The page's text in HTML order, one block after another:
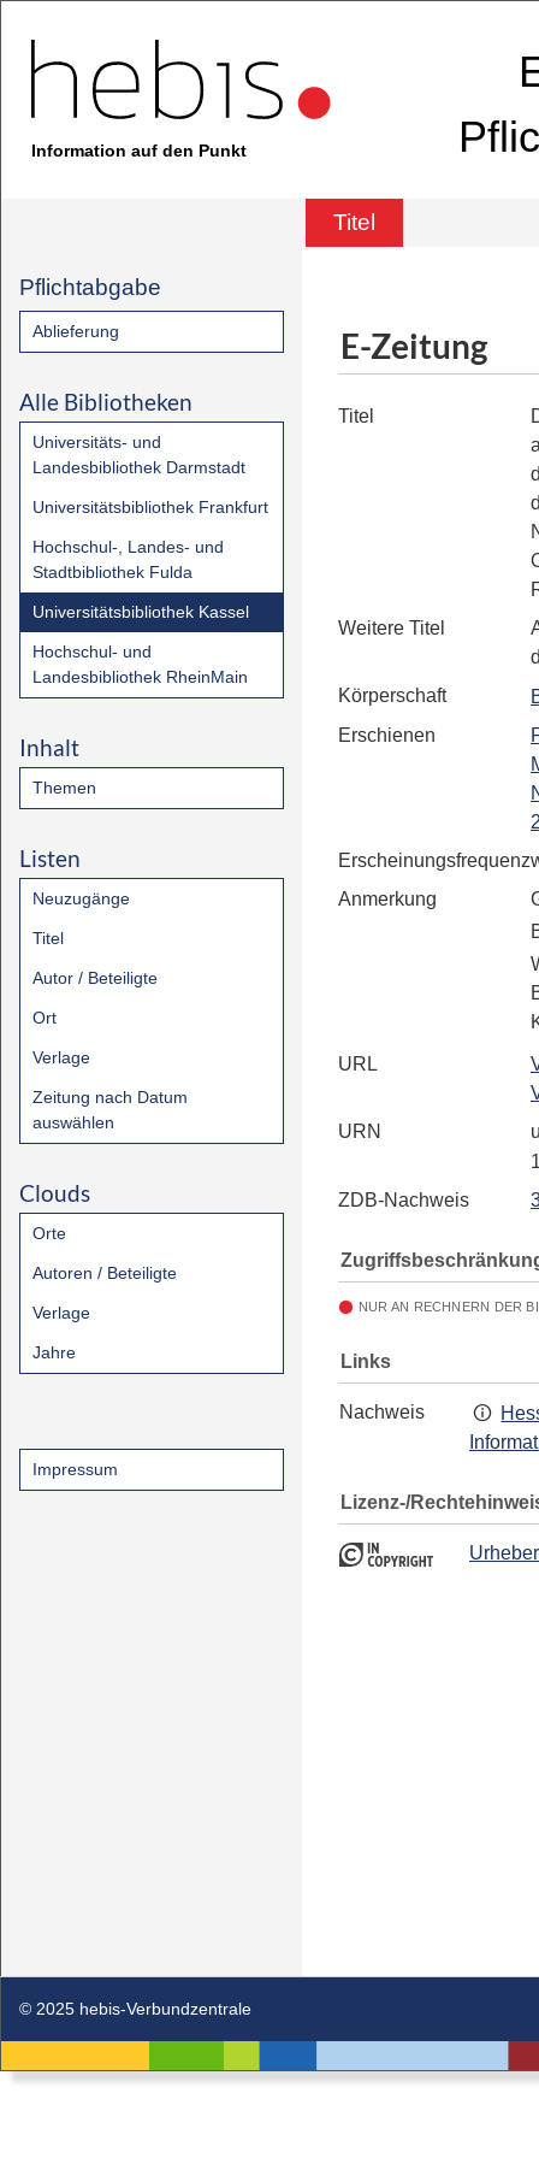
Information auf den Punkt
Titel
Pflichtabgabe
Ablieferung
Alle Bibliotheken
Universitäts- und
Landesbibliothek Darmstadt
Universitätsbibliothek Frankfurt
Hochschul-, Landes- und
Stadtbibliothek Fulda
Universitätsbibliothek Kassel
Hochschul- und
Landesbibliothek RheinMain
Inhalt
Themen
Listen
Neuzugänge
Titel
Autor / Beteiligte
Ort
Verlage
Zeitung nach Datum
auswählen
Clouds
Orte
Autoren / Beteiligte
Verlage
Jahre
Impressum
E-Zeitung
Titel
Weitere Titel
Körperschaft
Erschienen
Erscheinungsfrequenz
Anmerkung
URL
URN
ZDB-Nachweis
NUR AN RECHNERN DER
Links
Nachweis
Lizenz-/
© 2025 hebis-Verbundzentrale